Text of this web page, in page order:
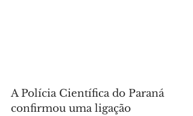
A Polícia Científica do Paraná
confirmou uma ligação